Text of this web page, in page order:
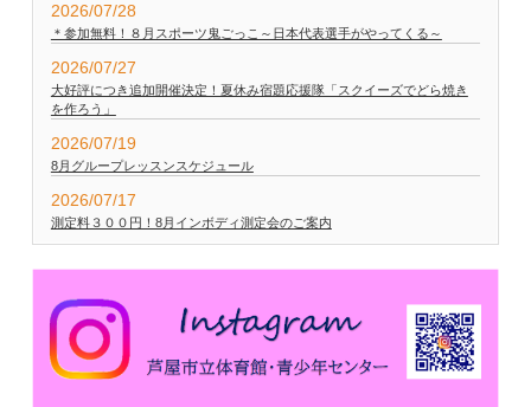
2026/07/28
＊参加無料！８月スポーツ鬼ごっこ～日本代表選手がやってくる～
2026/07/27
大好評につき追加開催決定！夏休み宿題応援隊「スクイーズでどら焼き
を作ろう」
2026/07/19
8月グループレッスンスケジュール
2026/07/17
測定料３００円！8月インボディ測定会のご案内